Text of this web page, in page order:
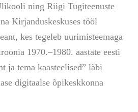
ning Riigi Tugiteenuste
Kirjanduskeskuses tööl
kes tegeleb uurimisteemaga
1970.–1980. aastate eesti
ja tema kaasteelised” läbi
digitaalse õpikeskkonna